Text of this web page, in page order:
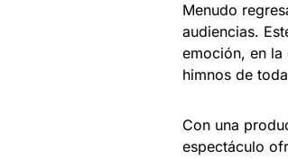
Menudo
audiencias.
emoción, en
himnos de
Con una
espectáculo